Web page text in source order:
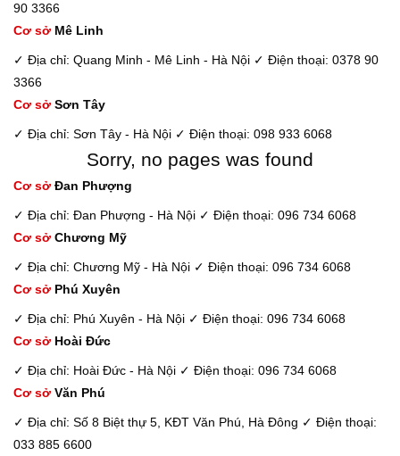
90 3366
Cơ sở Mê Linh
✓ Địa chỉ: Quang Minh - Mê Linh - Hà Nội ✓ Điện thoại: 0378 90
3366
Cơ sở Sơn Tây
✓ Địa chỉ: Sơn Tây - Hà Nội ✓ Điện thoại: 098 933 6068
Sorry, no pages was found
Cơ sở Đan Phượng
✓ Địa chỉ: Đan Phượng - Hà Nội ✓ Điện thoại: 096 734 6068
Cơ sở Chương Mỹ
✓ Địa chỉ: Chương Mỹ - Hà Nội ✓ Điện thoại: 096 734 6068
Cơ sở Phú Xuyên
✓ Địa chỉ: Phú Xuyên - Hà Nội ✓ Điện thoại: 096 734 6068
Cơ sở Hoài Đức
✓ Địa chỉ: Hoài Đức - Hà Nội ✓ Điện thoại: 096 734 6068
Cơ sở Văn Phú
✓ Địa chỉ: Số 8 Biệt thự 5, KĐT Văn Phú, Hà Đông ✓ Điện thoại:
033 885 6600